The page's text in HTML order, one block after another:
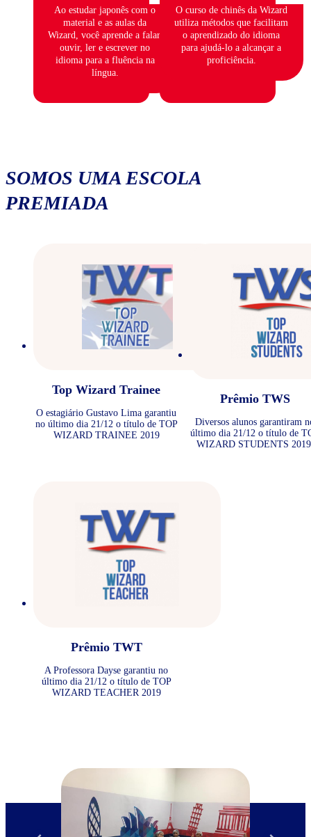
Ao estudar japonês com o
material e as aulas da
Wizard, você aprende a falar,
ouvir, ler e escrever no
idioma para a fluência na
língua.
O curso de chinês da Wizard
utiliza métodos que facilitam
o aprendizado do idioma
para ajudá-lo a alcançar a
proficiência.
SOMOS UMA ESCOLA
PREMIADA
Top Wizard Trainee
O estagiário Gustavo Lima garantiu
no último dia 21/12 o título de TOP
WIZARD TRAINEE 2019
Prêmio TWS
Diversos alunos garantiram
último dia 21/12 o título de
WIZARD STUDENTS
Prêmio TWT
A Professora Dayse garantiu no
último dia 21/12 o título de TOP
WIZARD TEACHER 2019